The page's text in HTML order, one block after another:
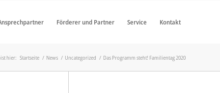
Förderer und Partner Service Kontakt
hier: Startseite / News / Uncategorized / Das Programm steht! Familientag 2020